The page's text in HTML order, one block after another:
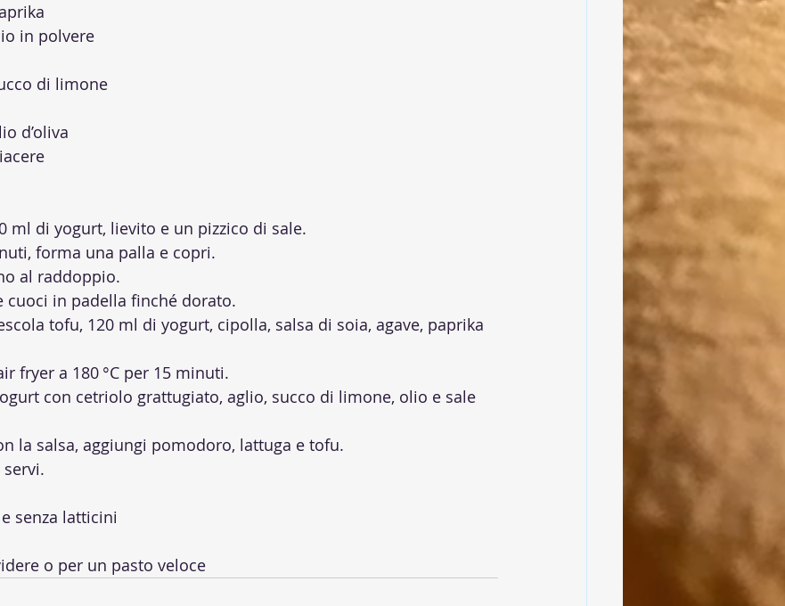
in polvere
di limone
d’oliva
ml di yogurt, lievito e un pizzico di sale.
forma una palla e copri.
al raddoppio.
cuoci in padella finché dorato.
tofu, 120 ml di yogurt, cipolla, salsa di soia, agave, paprika
fryer a 180 °C per 15 minuti.
con cetriolo grattugiato, aglio, succo di limone, olio e sale
la salsa, aggiungi pomodoro, lattuga e tofu.
senza latticini
o per un pasto veloce